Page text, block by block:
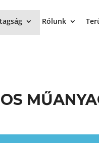
Rólunk